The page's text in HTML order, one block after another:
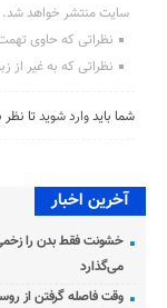
سایت منتشر خواهد شد.
نظراتی که حاوی
نظراتی که به غیر از
شما بایدوارد شویدتا نظر
آخرین اخبار
خشونت فقط بدن را زخمی
می‌گذارد
وقت فاصله گرفتن از